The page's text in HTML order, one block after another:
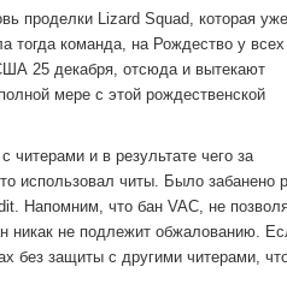
проделки Lizard Squad, которая уже
тогда команда, на Рождество у всех
25 декабря, отсюда и вытекают
мере с этой рождественской
читерами и в результате чего за
использовал читы. Было забанено
Напомним, что бан VAC, не
никак не подлежит обжалованию.
без защиты с другими читерами,